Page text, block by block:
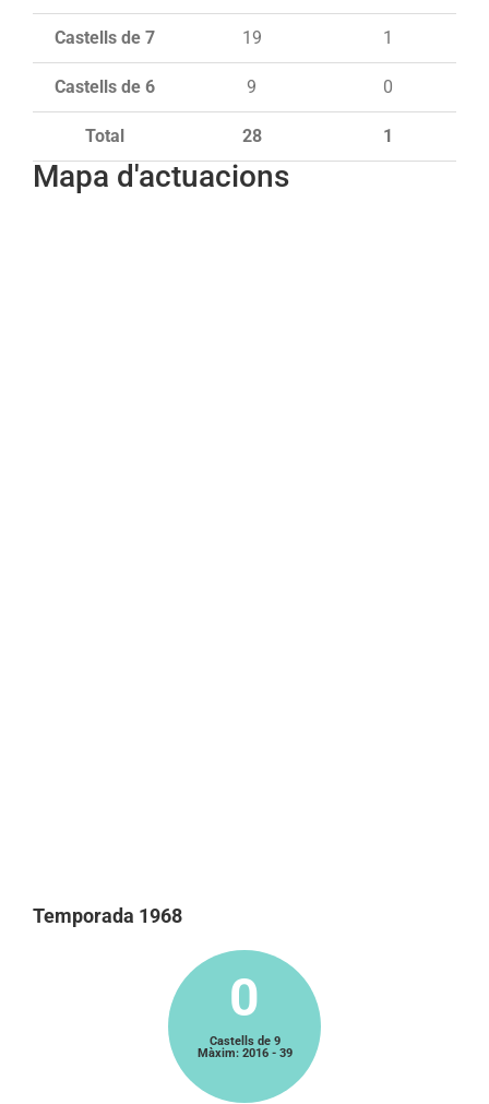
Total 28 1
Castells de 7 19 1
Castells de 6 9 0
Mapa d'actuacions
Temporada 1968
0
Castells de 9
Màxim: 2016 - 39